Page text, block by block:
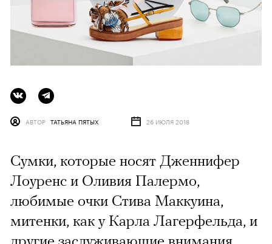
АВТОР ТАТЬЯНА ПЯТЫХ 26 ИЮЛЯ 2018
Сумки, которые носят Дженнифер
Лоуренс и Оливия Палермо,
любимые очки Стива Маккуина,
митенки, как у Карла Лагерфельда, и
другие заслуживающие внимания